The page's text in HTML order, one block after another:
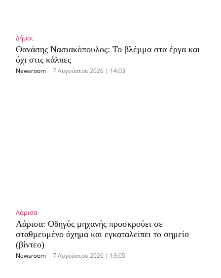
Δήμοι
Θανάσης Νασιακόπουλος: Το βλέμμα στα έργα και
όχι στις κάλπες
Newsroom - 7 Αυγούστου 2026 | 14:03
Λάρισα
Λάρισα: Οδηγός μηχανής προσκρούει σε
σταθμευμένο όχημα και εγκαταλείπει το σημείο
(βίντεο)
Newsroom - 7 Αυγούστου 2026 | 13:05